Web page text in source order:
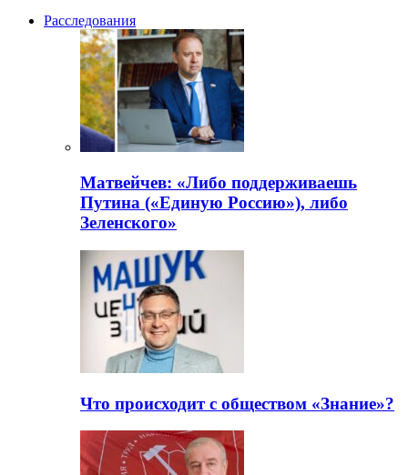
Расследования
Матвейчев: «Либо поддерживаешь
Путина («Единую Россию»), либо
Зеленского»
Что происходит с обществом «Знание»?